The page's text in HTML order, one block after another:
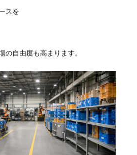
スを
の自由度も高まります。